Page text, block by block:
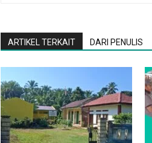
ARTIKEL TERKAIT DARI PENULIS